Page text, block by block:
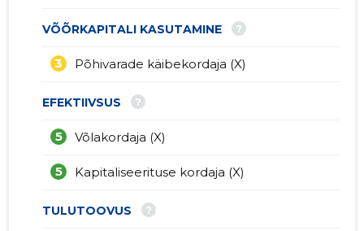
VÕÕRKAPITALI KASUTAMINE ?
Põhivarade käibekordaja (X)
3
EFEKTIIVSUS ?
Võlakordaja (X)
5
Kapitaliseerituse kordaja (X)
5
TULUTOOVUS ?